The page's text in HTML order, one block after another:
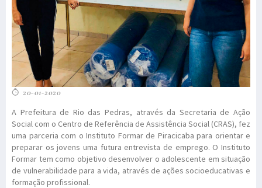
20-01-2020
A Prefeitura de Rio das Pedras, através da Secretaria de Ação
Social com o Centro de Referência de Assistência Social (CRAS), fez
uma parceria com o Instituto Formar de Piracicaba para orientar e
preparar os jovens uma futura entrevista de emprego. O Instituto
Formar tem como objetivo desenvolver o adolescente em situação
de vulnerabilidade para a vida, através de ações socioeducativas e
formação profissional.